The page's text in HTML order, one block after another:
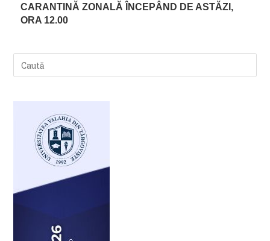
CARANTINĂ ZONALĂ ÎNCEPÂND DE ASTĂZI,
ORA 12.00